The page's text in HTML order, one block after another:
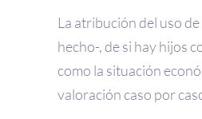
La atribución del uso
hecho-, de si hay hijos
como la situación
valoración caso por